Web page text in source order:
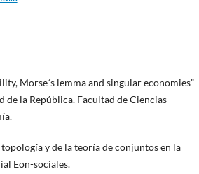
Morse´s lemma and singular economies”
de la República. Facultad de Ciencias
y de la teoría de conjuntos en la
Eon-sociales.